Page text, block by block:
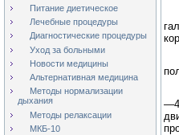
Питание диетическое
Лечебные процедуры
Диагностические процедуры
Уход за больными
Новости медицины
Альтернативная медицина
Методы нормализации
дыхания
Методы релаксации
МКБ-10